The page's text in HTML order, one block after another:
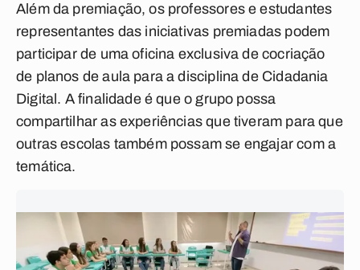
Além da premiação, os professores e estudantes
representantes das iniciativas premiadas podem
participar de uma oficina exclusiva de cocriação
de planos de aula para a disciplina de Cidadania
Digital. A finalidade é que o grupo possa
compartilhar as experiências que tiveram para que
outras escolas também possam se engajar com a
temática.